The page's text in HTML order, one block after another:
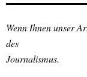
Wenn Ihnen unser
des
Journalismus.